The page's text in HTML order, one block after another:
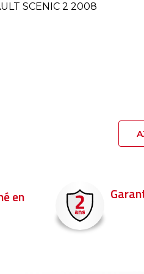
SCENIC 2 2008
2 ans